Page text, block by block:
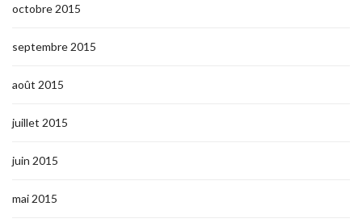
octobre 2015
septembre 2015
août 2015
juillet 2015
juin 2015
mai 2015